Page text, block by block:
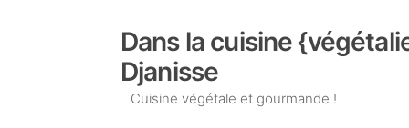
Dans la cuisine
Djanisse
Cuisine végétale et gourmande !